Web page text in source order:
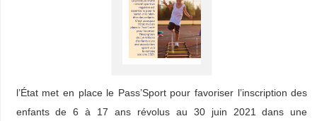
l’État met en place le Pass’Sport pour favoriser l’inscription des
enfants de 6 à 17 ans révolus au 30 juin 2021 dans une